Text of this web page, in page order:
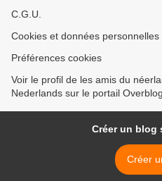
C.G.U.
Cookies et données personnelles
Préférences cookies
Voir le profil de les amis du
Nederlands sur le portail Overblog
Créer un blog
Créer